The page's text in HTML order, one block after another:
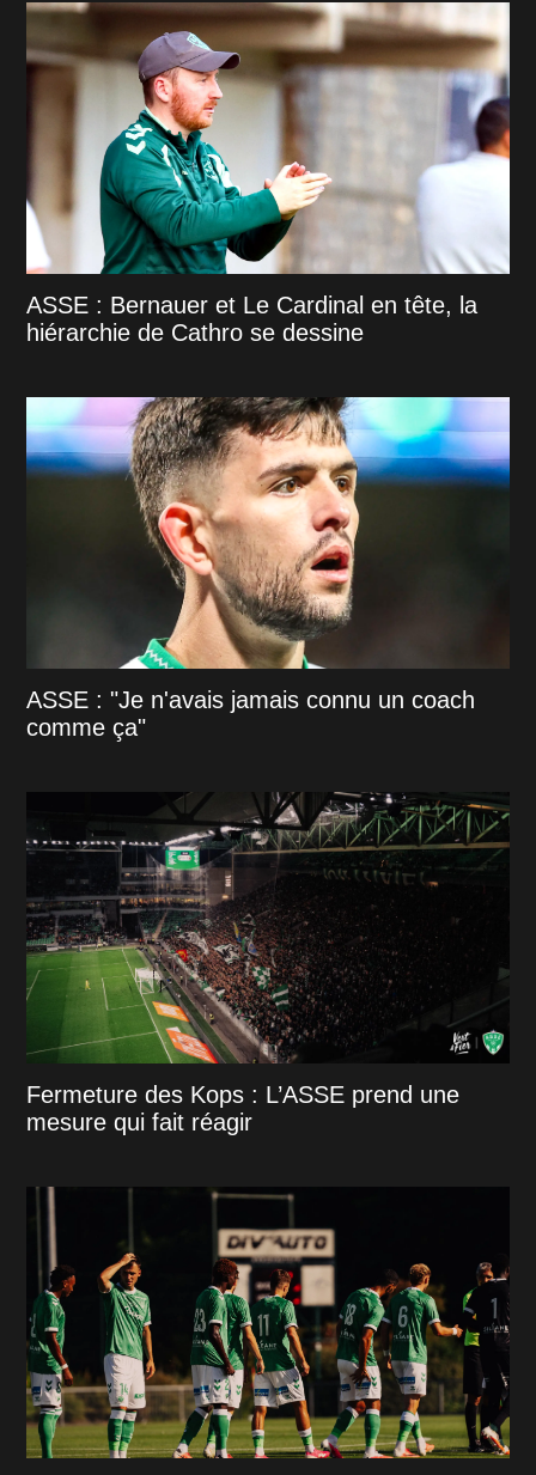
ASSE : Bernauer et Le Cardinal en tête, la
hiérarchie de Cathro se dessine
ASSE : "Je n'avais jamais connu un coach
comme ça"
Fermeture des Kops : L’ASSE prend une
mesure qui fait réagir